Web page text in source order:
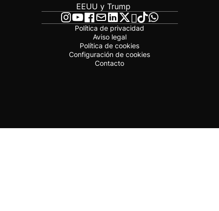
EEUU y Trump
Política de privacidad
Aviso legal
Política de cookies
Configuración de cookies
Contacto